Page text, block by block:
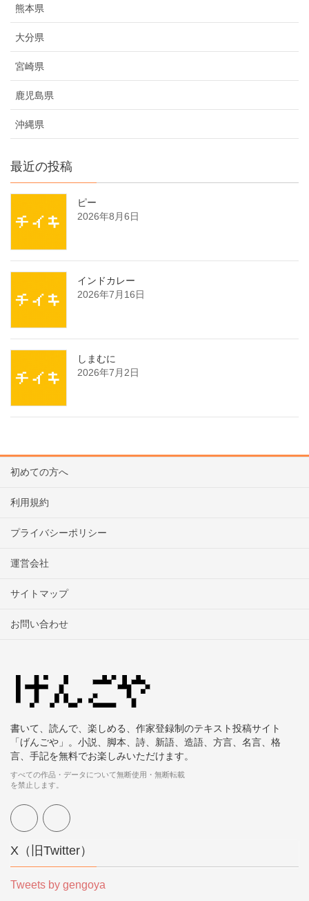
熊本県
大分県
宮崎県
鹿児島県
沖縄県
最近の投稿
ピー
2026年8月6日
インドカレー
2026年7月16日
しまむに
2026年7月2日
初めての方へ
利用規約
プライバシーポリシー
運営会社
サイトマップ
お問い合わせ
書いて、読んで、楽しめる、作家登録制のテキスト投稿サイト
「げんごや」。小説、脚本、詩、新語、造語、方言、名言、格
言、手記を無料でお楽しみいただけます。
すべての作品・データについて無断使用・無断転載
を禁止します。
X（旧Twitter）
Tweets by gengoya